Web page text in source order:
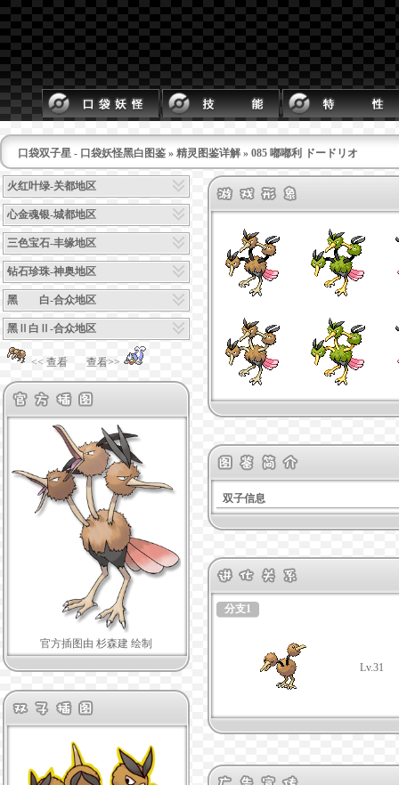
口袋双子星 - 口袋妖怪黑白图鉴 » 精灵图鉴详解 » 085 嘟嘟利 ドードリオ
火红叶绿-关都地区
心金魂银-城都地区
三色宝石-丰缘地区
钻石珍珠-神奥地区
黑 白-合众地区
黑Ⅱ白Ⅱ-合众地区
<< 查看 查看>>
官方插图由 杉森建 绘制
双子信息
分支1
Lv.31